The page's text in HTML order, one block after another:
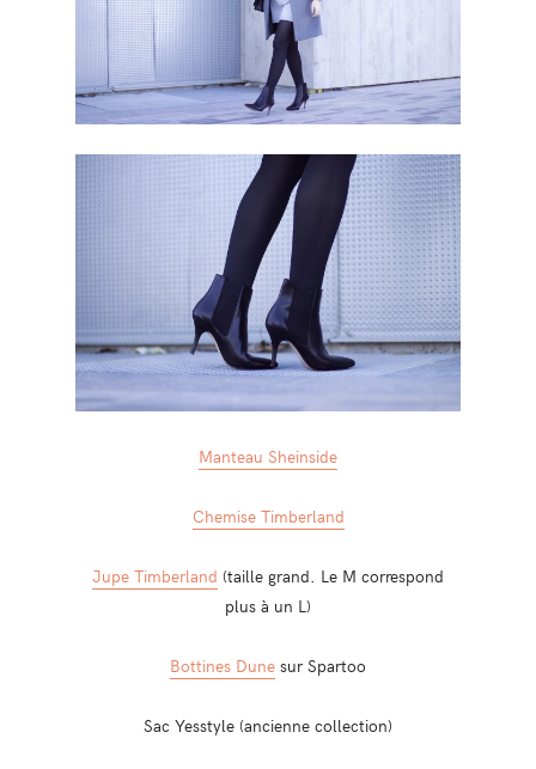
Manteau Sheinside
Chemise Timberland
Jupe Timberland (taille grand. Le M correspond
plus à un L)
Bottines Dune sur Spartoo
Sac Yesstyle (ancienne collection)